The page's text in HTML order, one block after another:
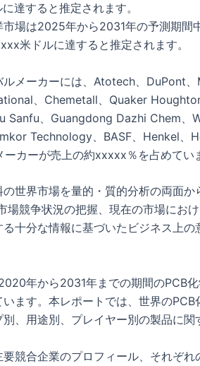
達すると推定されます。
場は2025年から2031年の予測期間
米ドルに達すると推定されます。
ルメーカーには、Atotech、DuPont
、Chemetall、Quaker
Sanfu、Guangdong Dazhi Chem、
Technology、BASF、Henkel、
カーが売上の約xxxxx％を占めてい
世界市場を量的・質的分析の両面か
競争状況の把握、現在の市場にお
十分な情報に基づいたビジネス上の
年から2031年までの期間のPCB
ます。本レポートでは、世界のPCB
、用途別、プレイヤー別の製品に関
競合企業のプロフィール、それぞれ